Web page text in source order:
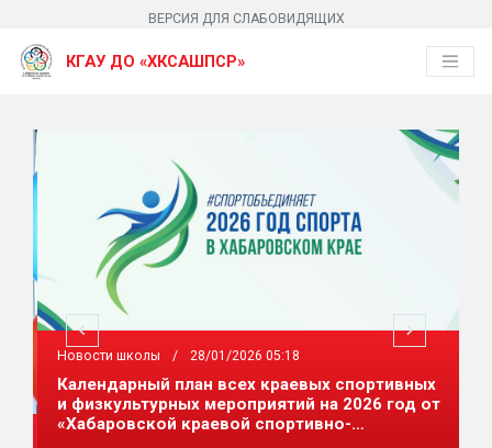
ВЕРСИЯ ДЛЯ СЛАБОВИДЯЩИХ
КГАУ ДО «ХКСАШПСР»
Новости школы / 28/01/2026 05:18
Календарный план всех краевых спортивных
и физкультурных мероприятий на 2026 год от
«Хабаровской краевой спортивно-